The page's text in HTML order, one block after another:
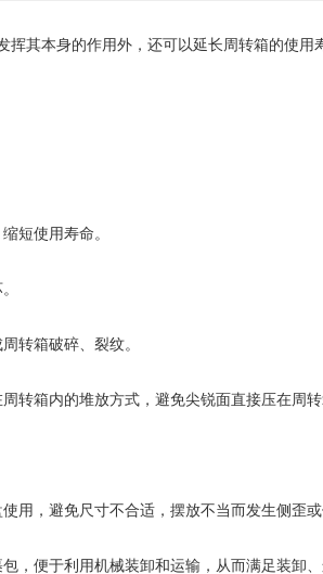
本身的作用外，还可以延长周转箱的使用
短使用寿命。
转箱破碎、裂纹。
转箱内的堆放方式，避免尖锐面直接压在周
用，避免尺寸不合适，摆放不当而发生侧歪
，便于利用机械装卸和运输，从而满足装卸、